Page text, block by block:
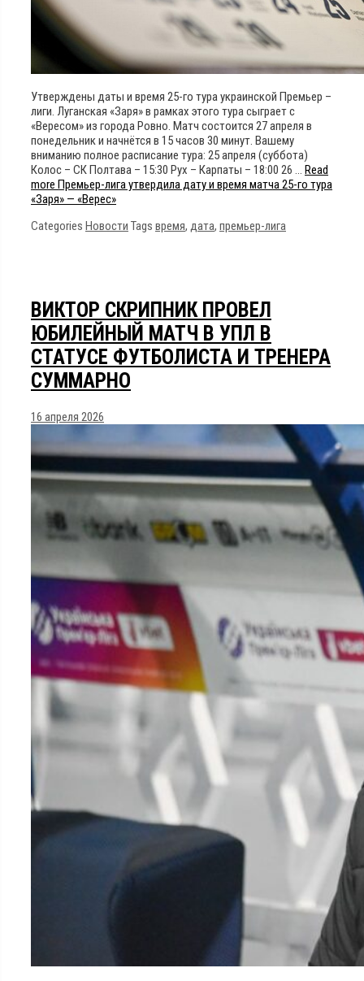
Утверждены даты и время 25-го тура украинской Премьер –
лиги. Луганская «Заря» в рамках этого тура сыграет с
«Вересом» из города Ровно. Матч состоится 27 апреля в
понедельник и начнётся в 15 часов 30 минут. Вашему
вниманию полное расписание тура: 25 апреля (суббота)
Колос – СК Полтава – 15:30 Рух – Карпаты – 18:00 26 … Read
more Премьер-лига утвердила дату и время матча 25-го тура
«Заря» — «Верес»
Categories Новости Tags время, дата, премьер-лига
ВИКТОР СКРИПНИК ПРОВЕЛ
ЮБИЛЕЙНЫЙ МАТЧ В УПЛ В
СТАТУСЕ ФУТБОЛИСТА И ТРЕНЕРА
СУММАРНО
16 апреля 2026